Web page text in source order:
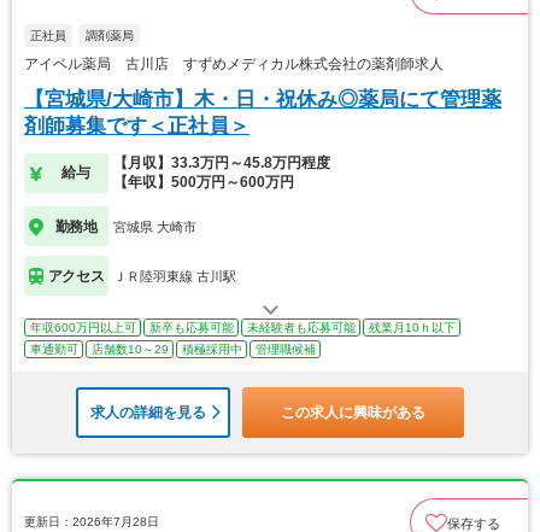
正社員 調剤薬局
アイベル薬局 古川店 すずめメディカル株式会社の薬剤師求人
【宮城県/大崎市】木・日・祝休み◎薬局にて管理薬
剤師募集です＜正社員＞
給与
【月収】33.3万円～45.8万円程度
【年収】500万円～600万円
勤務地 宮城県 大崎市
アクセス ＪＲ陸羽東線 古川駅
年収600万円以上可 新卒も応募可能 未経験者も応募可能
残業月10ｈ以下
車通勤可
店舗数10～29 積極採用中 管理職候補
求人の詳細を見る この求人に興味がある
更新日：2026年7月28日 保存する